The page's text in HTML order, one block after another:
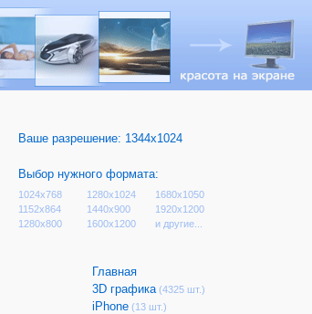
Ваше разрешение: 1344x1024
Выбор нужного формата:
1024x768 1280x1024
1680x1050
1152x864
1440x900
1920x1200
1280x800
1600x1200 и другие...
Главная
3D графика (4325 шт.)
iPhone (13 шт.)